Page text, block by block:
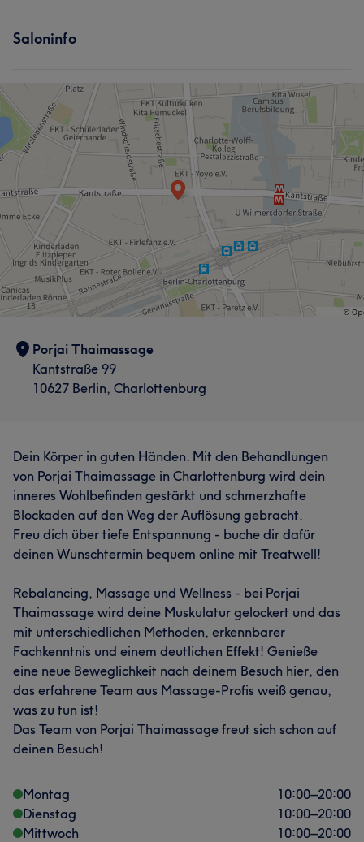
Saloninfo
Porjai Thaimassage
Kantstraße 99
10627 Berlin, Charlottenburg
Dein Körper in guten Händen. Mit den Behandlungen
von Porjai Thaimassage in Charlottenburg wird dein
inneres Wohlbefinden gestärkt und schmerzhafte
Blockaden auf den Weg der Auflösung gebracht.
Freu dich über tiefe Entspannung - buche dir dafür
deinen Wunschtermin bequem online mit Treatwell!
Rebalancing, Massage und Wellness - bei Porjai
Thaimassage wird deine Muskulatur gelockert und das
mit unterschiedlichen Methoden, erkennbarer
Fachkenntnis und einem deutlichen Effekt! Genieße
eine neue Beweglichkeit nach deinem Besuch hier, den
das erfahrene Team aus Massage-Profis weiß genau,
was zu tun ist!
Das Team von Porjai Thaimassage freut sich schon auf
deinen Besuch!
Montag 10:00–20:00
Dienstag
10:00–20:00
Mittwoch
10:00–20:00